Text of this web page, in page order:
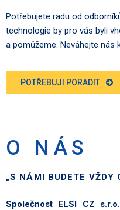
Potřebujete radu od
technologie by pro vás byli
a pomůžeme. Neváhejte nás
POTŘEBUJI PORADIT
O NÁS
„S NÁMI BUDETE VŽDY
Společnost ELSI CZ s.r.o.